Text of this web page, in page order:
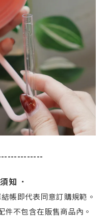
知 ．
帳即代表同意訂購規範。
不包含在販售商品內。